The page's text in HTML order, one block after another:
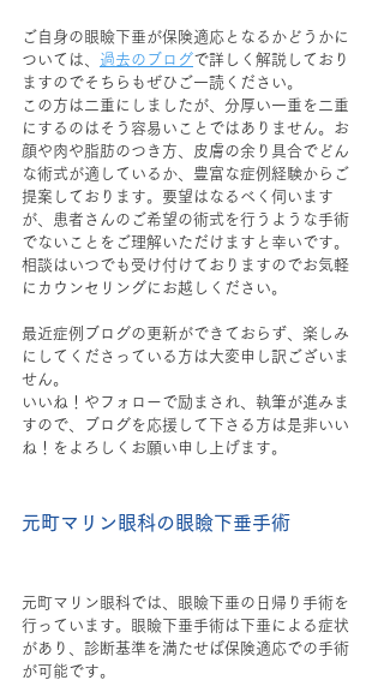
ご自身の眼瞼下垂が保険適応となるかどうかに
ついては、 過去のブログで詳しく解説しており
ますのでそちらもぜひご一読ください。
この方は二重にしましたが、分厚い一重を二重
にするのはそう容易いことではありません。お
顔や肉や脂肪のつき方、皮膚の余り具合でどん
な術式が適しているか、豊富な症例経験からご
提案しております。要望はなるべく伺います
が、患者さんのご希望の術式を行うような手術
でないことをご理解いただけますと幸いです。
相談はいつでも受け付けておりますのでお気軽
にカウンセリングにお越しください。
最近症例ブログの更新ができておらず、楽しみ
にしてくださっている方は大変申し訳ございま
せん。
いいね！やフォローで励まされ、執筆が進みま
すので、ブログを応援して下さる方は是非いい
ね！をよろしくお願い申し上げます。
元町マリン眼科の眼瞼下垂手術
元町マリン眼科では、眼瞼下垂の日帰り手術を
行っています。眼瞼下垂手術は下垂による症状
があり、診断基準を満たせば保険適応での手術
が可能です。